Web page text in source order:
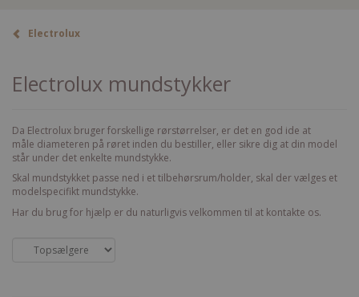
Electrolux
Electrolux mundstykker
Da Electrolux bruger forskellige rørstørrelser, er det en god ide at
måle diameteren på røret inden du bestiller, eller sikre dig at din model
står under det enkelte mundstykke.
Skal mundstykket passe ned i et tilbehørsrum/holder, skal der vælges et
modelspecifikt mundstykke.
Har du brug for hjælp er du naturligvis velkommen til at kontakte os.